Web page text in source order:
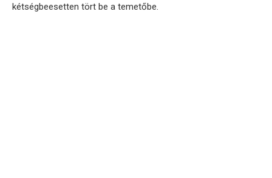
kétségbeesetten tört be a temetőbe.